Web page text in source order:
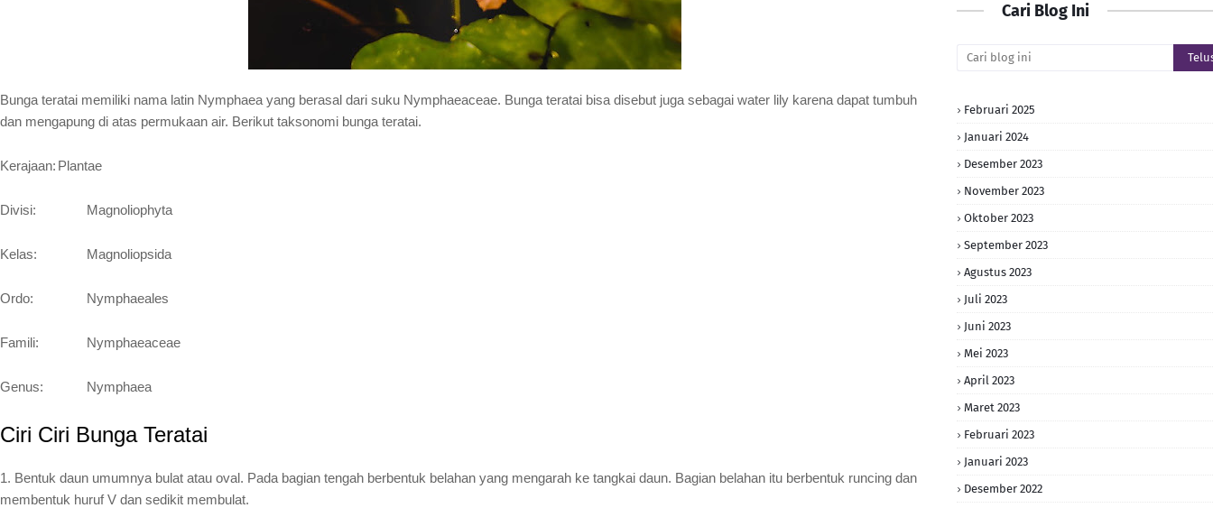
Bunga teratai memiliki nama latin Nymphaea yang berasal dari suku Nymphaeaceae. Bunga teratai bisa disebut juga sebagai water lily karena dapat tumbuh
dan mengapung di atas permukaan air. Berikut taksonomi bunga teratai.
Kerajaan: Plantae
Divisi: Magnoliophyta
Kelas: Magnoliopsida
Ordo: Nymphaeales
Famili: Nymphaeaceae
Genus: Nymphaea
Ciri Ciri Bunga Teratai
1. Bentuk daun umumnya bulat atau oval. Pada bagian tengah berbentuk belahan yang mengarah ke tangkai daun. Bagian belahan itu berbentuk runcing dan
membentuk huruf V dan sedikit membulat.
Cari Blog Ini
Februari 2025
Januari 2024
Desember 2023
November 2023
Oktober 2023
September 2023
Agustus 2023
Juli 2023
Juni 2023
Mei 2023
April 2023
Maret 2023
Februari 2023
Januari 2023
Desember 2022